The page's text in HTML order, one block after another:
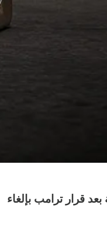
بعد قرار ترامب بإلغاء